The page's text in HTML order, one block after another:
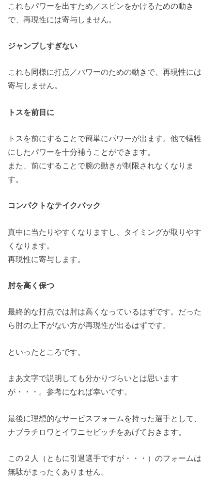
これもパワーを出すため／スピンをかけるための動き
で、再現性には寄与しません。
ジャンプしすぎない
これも同様に打点／パワーのための動きで、再現性には
寄与しません。
トスを前目に
トスを前にすることで簡単にパワーが出ます。他で犠牲
にしたパワーを十分補うことができます。
また、前にすることで腕の動きが制限されなくなりま
す。
コンパクトなテイクバック
真中に当たりやすくなりますし、タイミングが取りやす
くなります。
再現性に寄与します。
肘を高く保つ
最終的な打点では肘は高くなっているはずです。だった
ら肘の上下がない方が再現性が出るはずです。
といったところです。
まあ文字で説明しても分かりづらいとは思います
が・・・。参考になれば幸いです。
最後に理想的なサービスフォームを持った選手として、
ナブラチロワとイワニセビッチをあげておきます。
この２人（ともに引退選手ですが・・・）のフォームは
無駄がまったくありません。